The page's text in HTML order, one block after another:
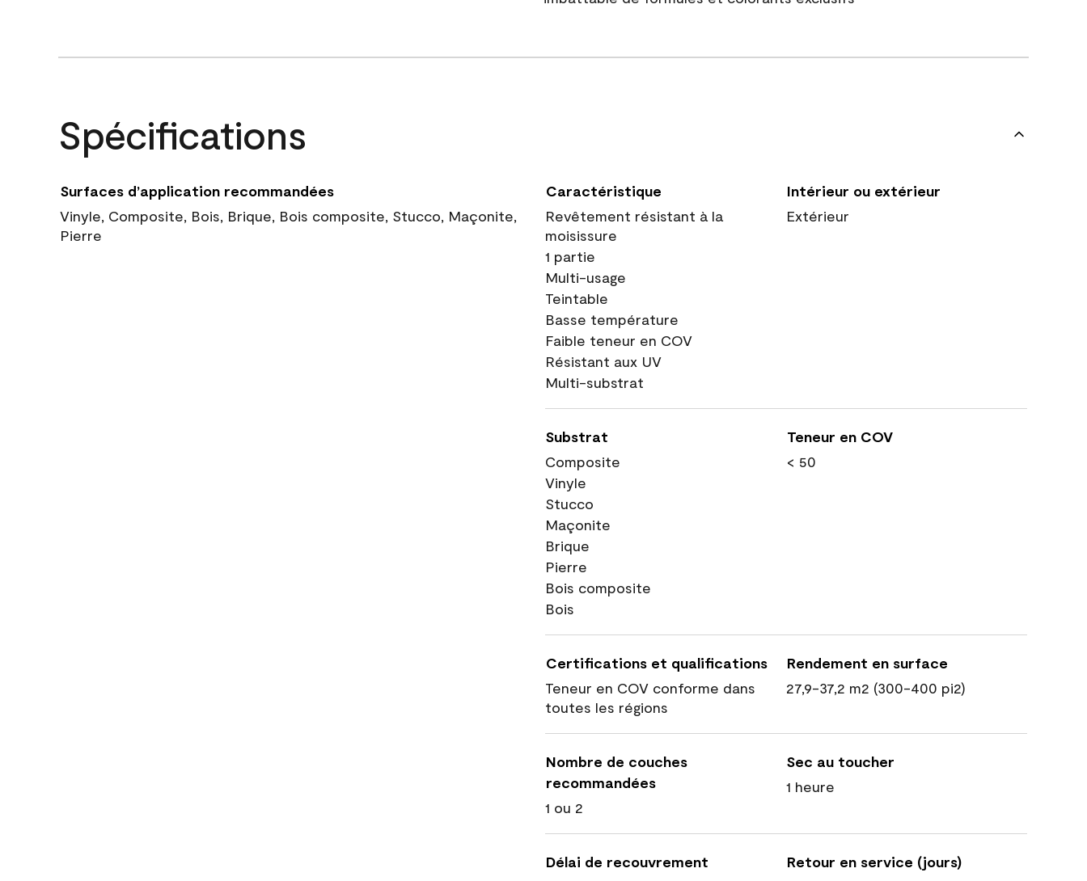
Spécifications
Surfaces d’application recommandées
Vinyle, Composite, Bois, Brique, Bois composite, Stucco, Maçonite,
Pierre
Caractéristique
Revêtement résistant à la
moisissure
1 partie
Multi-usage
Teintable
Basse température
Faible teneur en COV
Résistant aux UV
Multi-substrat
Intérieur ou extérieur
Extérieur
Substrat
Composite
Vinyle
Stucco
Maçonite
Brique
Pierre
Bois composite
Bois
Teneur en COV
< 50
Certifications et qualifications
Teneur en COV conforme dans
toutes les régions
Rendement en surface
27,9-37,2 m2 (300-400 pi2)
Nombre de couches
recommandées
1 ou 2
Sec au toucher
1 heure
Délai de recouvrement
Retour en service (jours)